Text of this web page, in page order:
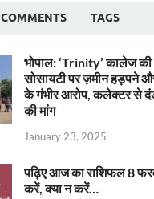
COMMENTS TAGS
भोपाल: ‘Trinity’ कालेज
सोसायटी पर ज़मीन हड़पने
के गंभीर आरोप, कलेक्टर से
की मांग
January 23, 2025
पढ़िए आज का राशिफल 8
करें, क्या न करें…